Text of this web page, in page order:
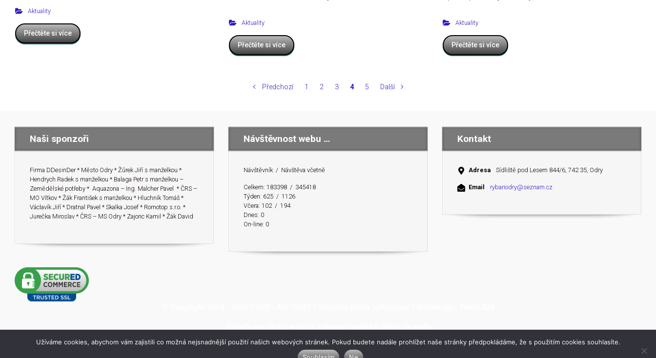
Aktuality
Přečtěte si více
Aktuality
Přečtěte si více
Aktuality
Přečtěte si více
Předchozí 1 2 3 4 5 Další
Naši sponzoři
Firma DDesinDer * Město Odry * Žůrek Jiří s manželkou *
Hendrych Radek s manželkou * Balaga Petr s manželkou –
Zemědělské potřeby * Aquazona – Ing. Malcher Pavel * ČRS –
MO Vítkov * Žák František s manželkou * Hluchník Tomáš *
Václavík Jiří * Dratnal Pavel * Skalka Josef * Romotop s.r.o. *
Jurečka Miroslav * ČRS – MS Odry * Zajonc Kamil * Žák David
Návštěvnost webu …
Návštěvník / Návštěva včetně
Celkem: 183398 / 345418
Týden: 625 / 1126
Včera: 102 / 194
Dnes: 0
On-line: 0
Kontakt
Adresa Sídliště pod Lesem 844/6, 742 35, Odry
Email rybariodry@seznam.cz
Užíváme cookies, abychom vám zajistili co možná nejsnadnější použití našich webových stránek. Pokud budete nadále prohlížet naše stránky předpokládáme, že s použitím cookies souhlasíte.